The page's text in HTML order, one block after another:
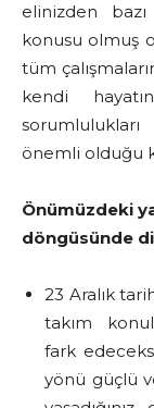
elinizden bazı
konusu olmuş
tüm
kendi
önemli olduğu
Önümüzdeki
döngüsünde
23 Aralık
takım
fark
yönü güçlü